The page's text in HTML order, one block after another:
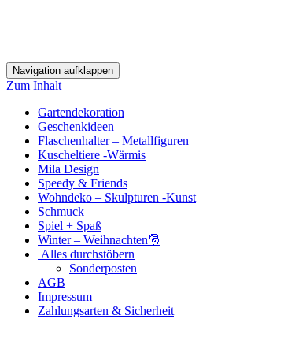
Navigation aufklappen
Zum Inhalt
Gartendekoration
Geschenkideen
Flaschenhalter – Metallfiguren
Kuscheltiere -Wärmis
Mila Design
Speedy & Friends
Wohndeko – Skulpturen -Kunst
Schmuck
Spiel + Spaß
Winter – Weihnachten🎅
Alles durchstöbern
Sonderposten
AGB
Impressum
Zahlungsarten & Sicherheit